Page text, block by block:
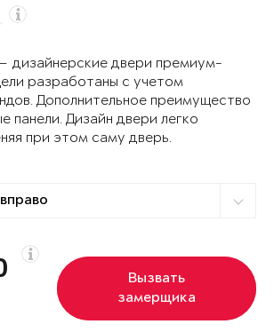
дизайнерские двери премиум-
разработаны с учетом
Дополнительное преимущество
панели. Дизайн двери легко
при этом саму дверь.
Вызвать
замерщика